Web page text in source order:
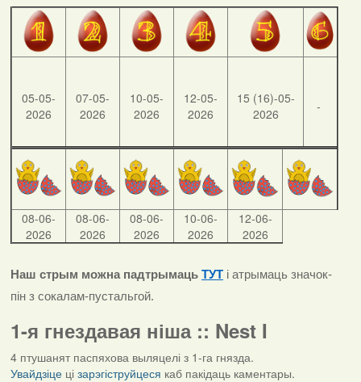
05-05-
2026
07-05-
2026
10-05-
2026
12-05-
2026
15 (16)-05-
2026
-
08-06-
2026
08-06-
2026
08-06-
2026
10-06-
2026
12-06-
2026
Наш стрым можна падтрымаць ТУТ і атрымаць значок-
пін з сокалам-пустальгой.
1-я гнездавая ніша :: Nest I
4 птушанят паспяхова выляцелі з 1-га гнязда.
Увайдзіцеці зарэгіструйцеся каб пакідаць каментары.